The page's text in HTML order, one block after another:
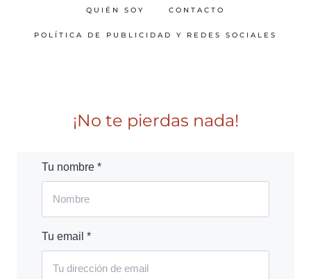
QUIÉN SOY CONTACTO
POLÍTICA DE PUBLICIDAD Y REDES SOCIALES
¡No te pierdas nada!
Tu nombre *
Tu email *